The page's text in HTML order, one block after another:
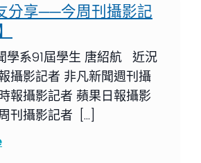
分享──今周刊攝影記
學系91屆學生 唐紹航 近況
攝影記者 非凡新聞週刊攝
報攝影記者 蘋果日報攝影
刊攝影記者 […]